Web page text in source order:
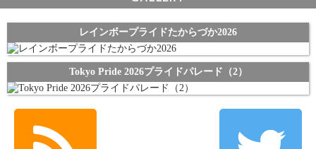
レインボープライドたからづか2026
Tokyo Pride 2026プライドパレード（2）